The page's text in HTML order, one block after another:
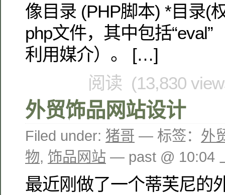
像目录 (PHP脚本) *目录(
php文件，其中包括“eval”
利用媒介）。 […]
阅读 (13,830
外贸饰品网站设计
Filed under: 猪哥 — 标签： 外
物, 饰品网站 — past @ 10:04
最近刚做了一个蒂芙尼的